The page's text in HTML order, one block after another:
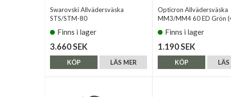
Swarovski Allvädersväska
STS/STM-80
Finns i lager
3.660 SEK
LÄS MER
KÖP
Opticron Allvädersväska
MM3/MM4 60 ED Grön
Finns i lager
1.190 SEK
LÄS
KÖP